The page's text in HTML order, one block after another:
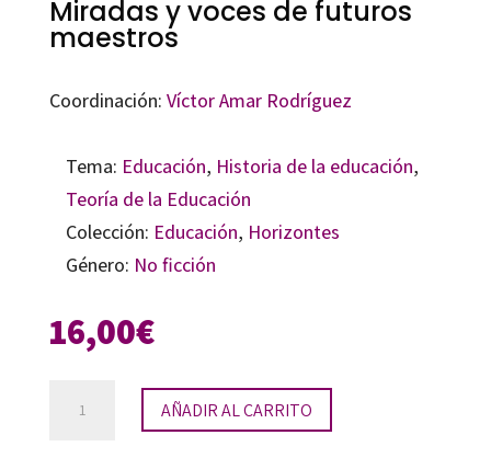
Miradas y voces de futuros
maestros
Coordinación: Víctor Amar Rodríguez
Tema: Educación, Historia de la educación,
Teoría de la Educación
Colección: Educación, Horizontes
Género: No ficción
16,00€
AÑADIR AL CARRITO